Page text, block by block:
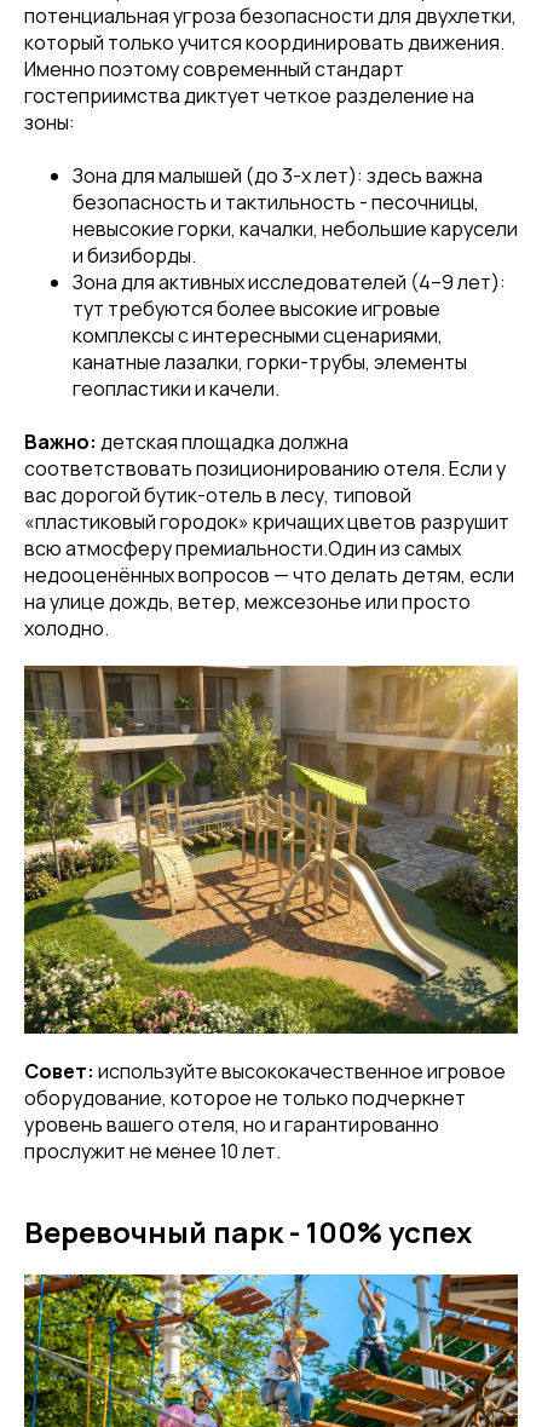
потенциальная угроза безопасности для двухлетки,
который только учится координировать движения.
Именно поэтому современный стандарт
гостеприимства диктует четкое разделение на
зоны:
Зона для малышей (до 3-х лет): здесь важна
безопасность и тактильность - песочницы,
невысокие горки, качалки, небольшие карусели
и бизиборды.
Зона для активных исследователей (4–9 лет):
тут требуются более высокие игровые
комплексы с интересными сценариями,
канатные лазалки, горки-трубы, элементы
геопластики и качели.
Важно: детская площадка должна
соответствовать позиционированию отеля. Если у
вас дорогой бутик-отель в лесу, типовой
«пластиковый городок» кричащих цветов разрушит
всю атмосферу премиальности.Один из самых
недооценённых вопросов — что делать детям, если
на улице дождь, ветер, межсезонье или просто
холодно.
Совет: используйте высококачественное игровое
оборудование, которое не только подчеркнет
уровень вашего отеля, но и гарантированно
прослужит не менее 10 лет.
Веревочный парк - 100% успех